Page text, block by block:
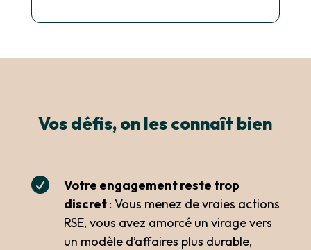
Vos défis, on les connaît bien

Votre engagement reste trop
discret: Vous menez de vraies actions
RSE, vous avez amorcé un virage vers
un modèle d’affaires plus durable,